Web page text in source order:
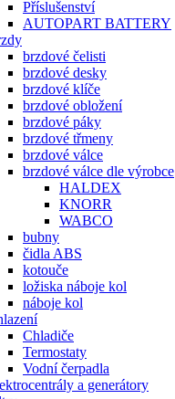
Příslušenství
AUTOPART BATTERY
brzdové čelisti
brzdové desky
brzdové klíče
brzdové obložení
brzdové páky
brzdové třmeny
brzdové válce
brzdové válce dle výrobce
HALDEX
KNORR
WABCO
bubny
čidla ABS
kotouče
ložiska náboje kol
náboje kol
Chladiče
Termostaty
Vodní čerpadla
a generátory